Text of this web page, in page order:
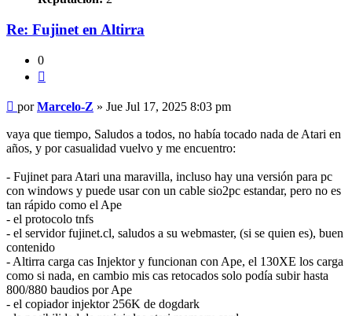
Re: Fujinet en Altirra
0
Mensaje
porMarcelo-Z » Jue Jul 17, 2025 8:03 pm
vaya que tiempo, Saludos a todos, no había tocado nada de Atari en
años, y por casualidad vuelvo y me encuentro:
- Fujinet para Atari una maravilla, incluso hay una versión para pc
con windows y puede usar con un cable sio2pc estandar, pero no es
tan rápido como el Ape
- el protocolo tnfs
- el servidor fujinet.cl, saludos a su webmaster, (si se quien es), buen
contenido
- Altirra carga cas Injektor y funcionan con Ape, el 130XE los carga
como si nada, en cambio mis cas retocados solo podía subir hasta
800/880 baudios por Ape
- el copiador injektor 256K de dogdark